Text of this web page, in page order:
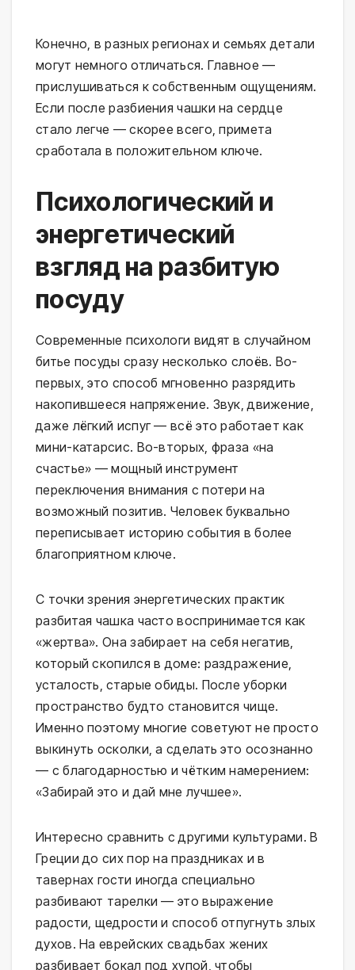
Конечно, в разных регионах и семьях детали
могут немного отличаться. Главное —
прислушиваться к собственным ощущениям.
Если после разбиения чашки на сердце
стало легче — скорее всего, примета
сработала в положительном ключе.
Психологический и
энергетический
взгляд на разбитую
посуду
Современные психологи видят в случайном
битье посуды сразу несколько слоёв. Во-
первых, это способ мгновенно разрядить
накопившееся напряжение. Звук, движение,
даже лёгкий испуг — всё это работает как
мини-катарсис. Во-вторых, фраза «на
счастье» — мощный инструмент
переключения внимания с потери на
возможный позитив. Человек буквально
переписывает историю события в более
благоприятном ключе.
С точки зрения энергетических практик
разбитая чашка часто воспринимается как
«жертва». Она забирает на себя негатив,
который скопился в доме: раздражение,
усталость, старые обиды. После уборки
пространство будто становится чище.
Именно поэтому многие советуют не просто
выкинуть осколки, а сделать это осознанно
— с благодарностью и чётким намерением:
«Забирай это и дай мне лучшее».
Интересно сравнить с другими культурами. В
Греции до сих пор на праздниках и в
тавернах гости иногда специально
разбивают тарелки — это выражение
радости, щедрости и способ отпугнуть злых
духов. На еврейских свадьбах жених
разбивает бокал под хупой, чтобы